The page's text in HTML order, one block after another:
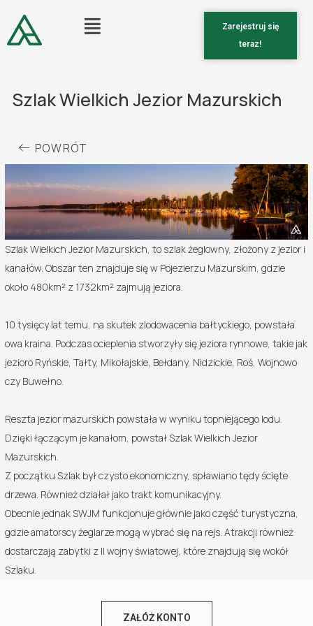
Zarejestruj się
teraz!
Szlak Wielkich Jezior Mazurskich
POWRÓT
Szlak Wielkich Jezior Mazurskich, to szlak żeglowny, złożony z jezior i
kanałów. Obszar ten znajduje się w Pojezierzu Mazurskim, gdzie
około 480km² z 1732km² zajmują jeziora.
10 tysięcy lat temu, na skutek zlodowacenia bałtyckiego, powstała
owa kraina. Podczas ocieplenia stworzyły się jeziora rynnowe, takie jak
jezioro Ryńskie, Tałty, Mikołajskie, Bełdany, Nidzickie, Roś, Wojnowo
czy Buwełno.
Reszta jezior mazurskich powstała w wyniku topniejącego lodu.
Dzięki łączącym je kanałom, powstał Szlak Wielkich Jezior
Mazurskich.
Z początku Szlak był czysto ekonomiczny, spławiano tędy ścięte
drzewa. Również działał jako trakt komunikacyjny.
Obecnie jednak SWJM funkcjonuje głównie jako część turystyczna,
gdzie amatorscy żeglarze mogą wybrać się na rejs. Atrakcji również
dostarczają zabytki z II wojny światowej, które znajdują się wokół
Szlaku.
ZAŁÓŻ KONTO